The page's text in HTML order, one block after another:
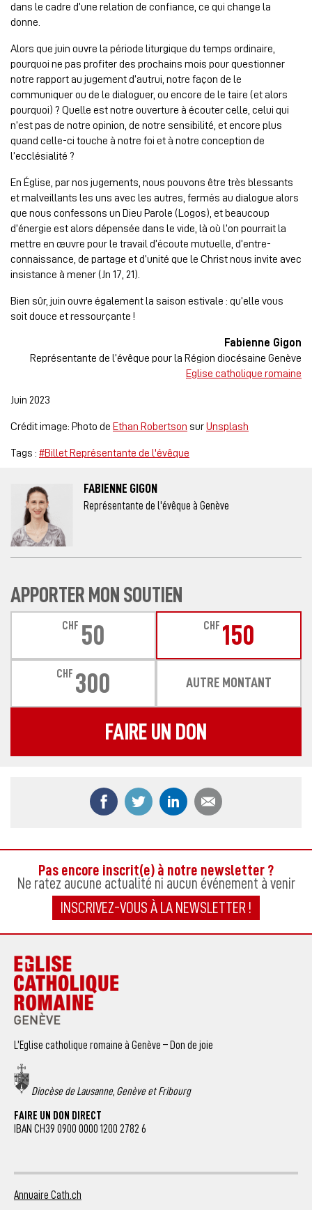
dans le cadre d’une relation de confiance, ce qui change la
donne.
Alors que juin ouvre la période liturgique du temps ordinaire,
pourquoi ne pas profiter des prochains mois pour questionner
notre rapport au jugement d’autrui, notre façon de le
communiquer ou de le dialoguer, ou encore de le taire (et alors
pourquoi) ? Quelle est notre ouverture à écouter celle, celui qui
n’est pas de notre opinion, de notre sensibilité, et encore plus
quand celle-ci touche à notre foi et à notre conception de
l’ecclésialité ?
En Église, par nos jugements, nous pouvons être très blessants
et malveillants les uns avec les autres, fermés au dialogue alors
que nous confessons un Dieu Parole (Logos), et beaucoup
d’énergie est alors dépensée dans le vide, là où l’on pourrait la
mettre en œuvre pour le travail d’écoute mutuelle, d’entre-
connaissance, de partage et d’unité que le Christ nous invite avec
insistance à mener (Jn 17, 21).
Bien sûr, juin ouvre également la saison estivale : qu’elle vous
soit douce et ressourçante !
Fabienne Gigon
Représentante de l’évêque pour la Région diocésaine Genève
Eglise catholique romaine
Juin 2023
Crédit image: Photo de Ethan Robertson surUnsplash
Tags : #Billet Représentante de l'évêque
FABIENNE GIGON
Représentante de l'évêque à Genève
APPORTER MON SOUTIEN
CHF 50 CHF 150
CHF 300 AUTRE MONTANT
FAIRE UN DON
Partager ce contenu sur Facebook
Partager ce contenu sur Twitter
Partager ce contenu
Pas encore inscrit(e) à notre newsletter ?
Ne ratez aucune actualité ni aucun événement à venir
INSCRIVEZ-VOUS À LA NEWSLETTER !
L’Eglise catholique romaine à Genève – Don de joie
Diocèse de Lausanne, Genève et Fribourg
FAIRE UN DON DIRECT
IBAN CH39 0900 0000 1200 2782 6
Annuaire Cath.ch